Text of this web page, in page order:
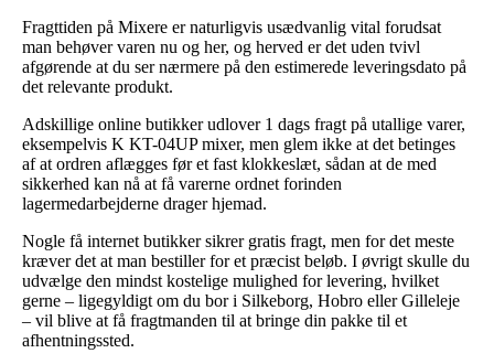
Fragttiden på Mixere er naturligvis usædvanlig vital forudsat
man behøver varen nu og her, og herved er det uden tvivl
afgørende at du ser nærmere på den estimerede leveringsdato på
det relevante produkt.
Adskillige online butikker udlover 1 dags fragt på utallige varer,
eksempelvis K KT-04UP mixer, men glem ikke at det betinges
af at ordren aflægges før et fast klokkeslæt, sådan at de med
sikkerhed kan nå at få varerne ordnet forinden
lagermedarbejderne drager hjemad.
Nogle få internet butikker sikrer gratis fragt, men for det meste
kræver det at man bestiller for et præcist beløb. I øvrigt skulle du
udvælge den mindst kostelige mulighed for levering, hvilket
gerne – ligegyldigt om du bor i Silkeborg, Hobro eller Gilleleje
– vil blive at få fragtmanden til at bringe din pakke til et
afhentningssted.